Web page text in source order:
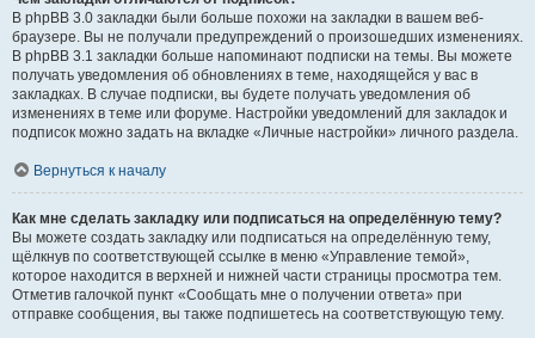
В phpBB 3.0 закладки были больше похожи на закладки в вашем веб-
браузере. Вы не получали предупреждений о произошедших изменениях.
В phpBB 3.1 закладки больше напоминают подписки на темы. Вы можете
получать уведомления об обновлениях в теме, находящейся у вас в
закладках. В случае подписки, вы будете получать уведомления об
изменениях в теме или форуме. Настройки уведомлений для закладок и
подписок можно задать на вкладке «Личные настройки» личного раздела.
Вернуться к началу
Как мне сделать закладку или подписаться на определённую тему?
Вы можете создать закладку или подписаться на определённую тему,
щёлкнув по соответствующей ссылке в меню «Управление темой»,
которое находится в верхней и нижней части страницы просмотра тем.
Отметив галочкой пункт «Сообщать мне о получении ответа» при
отправке сообщения, вы также подпишетесь на соответствующую тему.